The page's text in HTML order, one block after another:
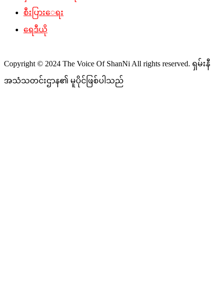
စီးပြားေရး
ရေဒီယို
Copyright © 2024 The Voice Of ShanNi All rights reserved. ရှမ်းနီ
အသံသတင်းဌာန၏ မူပိုင်ဖြစ်ပါသည်